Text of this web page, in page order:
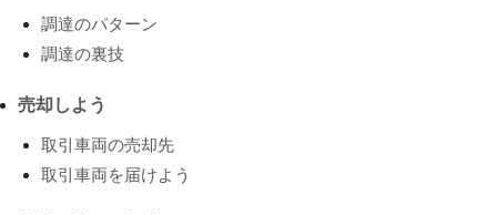
調達のパターン
調達の裏技
売却しよう
取引車両の売却先
取引車両を届けよう